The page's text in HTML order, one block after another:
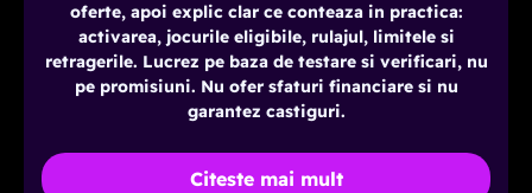
oferte, apoi explic clar ce conteaza in practica:
activarea, jocurile eligibile, rulajul, limitele si
retragerile. Lucrez pe baza de testare si verificari, nu
pe promisiuni. Nu ofer sfaturi financiare si nu
garantez castiguri.
Citeste mai mult